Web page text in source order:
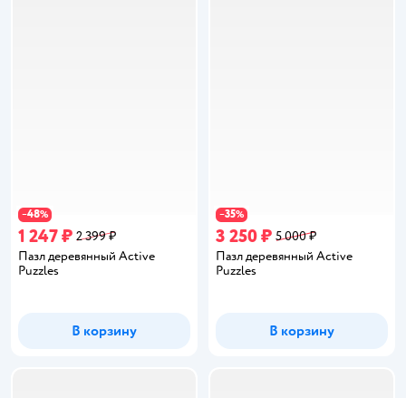
−48%
1 247 ₽ 2 399 ₽
Пазл деревянный Active
Puzzles
В корзину
−35%
3 250 ₽ 5 000 ₽
Пазл деревянный Active
Puzzles
В корзину